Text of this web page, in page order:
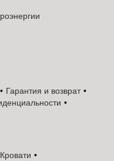
стиле одинаково
так и для просторных
а угловая кухня Парма
области благодаря
эксплуатации и
Парма и удобные
Парма Вип-Мастер
Гарантия и возврат
Кровати